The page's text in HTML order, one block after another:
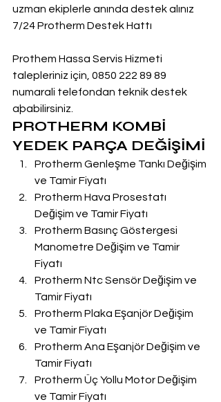
uzman ekiplerle anında destek alınız
7/24 Protherm Destek Hattı
Prothem Hassa Servis Hizmeti
talepleriniz için, 0850 222 89 89
numarali telefondan teknik destek
aþabilirsiniz.
PROTHERM KOMBİ
YEDEK PARÇA DEĞİŞİMİ
Protherm Genleşme Tankı Değişim
ve Tamir Fiyatı
Protherm Hava Prosestatı
Değişim ve Tamir Fiyatı
Protherm Basınç Göstergesi
Manometre Değişim ve Tamir
Fiyatı
Protherm Ntc Sensör Değişim ve
Tamir Fiyatı
Protherm Plaka Eşanjör Değişim
ve Tamir Fiyatı
Protherm Ana Eşanjör Değişim ve
Tamir Fiyatı
Protherm Üç Yollu Motor Değişim
ve Tamir Fiyatı